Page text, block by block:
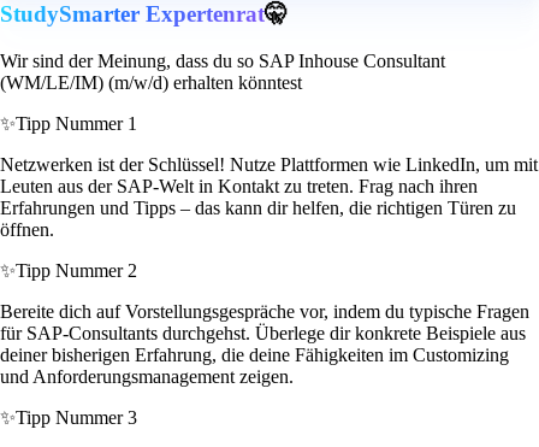
StudySmarter Expertenrat🤫
Wir sind der Meinung, dass du so SAP Inhouse Consultant
(WM/LE/IM) (m/w/d) erhalten könntest
✨Tipp Nummer 1
Netzwerken ist der Schlüssel! Nutze Plattformen wie LinkedIn, um mit
Leuten aus der SAP-Welt in Kontakt zu treten. Frag nach ihren
Erfahrungen und Tipps – das kann dir helfen, die richtigen Türen zu
öffnen.
✨Tipp Nummer 2
Bereite dich auf Vorstellungsgespräche vor, indem du typische Fragen
für SAP-Consultants durchgehst. Überlege dir konkrete Beispiele aus
deiner bisherigen Erfahrung, die deine Fähigkeiten im Customizing
und Anforderungsmanagement zeigen.
✨Tipp Nummer 3